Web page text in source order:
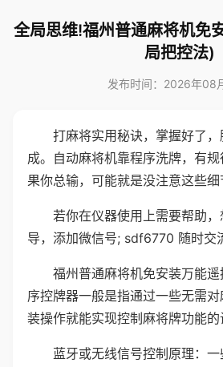
全局思维!福州普通麻将机免
局把控法)
发布时间：2026年08
打麻将实用秘诀，掌握好了
成。自动麻将机靠程序洗牌，有
果你总输，可能就是没注意这些细
若你在仪器使用上需要帮助
导，添加微信号; sdf6770 随时交
福州普通麻将机免安装万能
序控牌器一般是指通过一些无需
装操作就能实现控制麻将牌功能的
蓝牙或无线信号控制原理：